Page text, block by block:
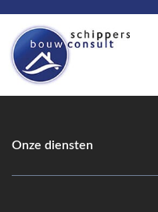
Onze diensten